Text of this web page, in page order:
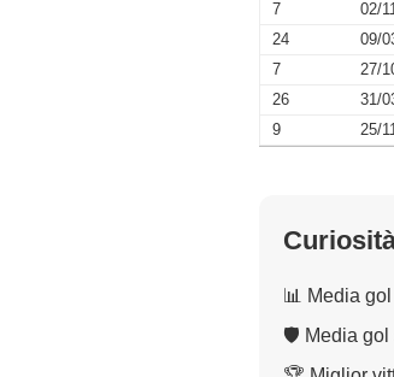
7
02/
24
09/
7
27/
26
31/
9
25/
📊 Media
🛡 Media gol